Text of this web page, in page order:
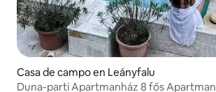
Casa de campo en Leányfalu
Duna-parti Apartmanház 8 fős Apartman